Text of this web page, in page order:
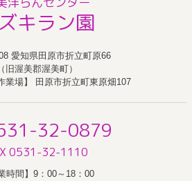
キラン園
愛知県田原市折立町原66
（旧渥美郡渥美町）
業場】 田原市折立町東原畑107
32-0879
0531-32-1110
時間】9：00～18：00